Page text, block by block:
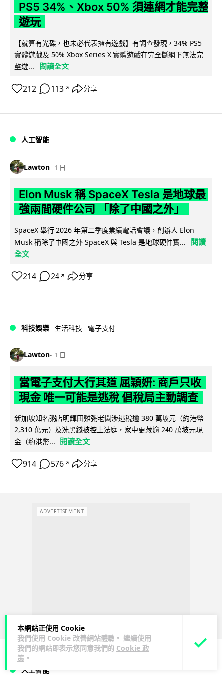
本網站正使用 Cookie
我們使用 Cookie 改善網站體驗。 繼續使用
我們的網站即表示您同意我們的 Cookie 政
策 。
PS5 34%、Xbox 50% 須連網才能完整
遊玩
【就算有光碟，也未必代表擁有遊戲】有調查發現，34% PS5
實體遊戲及 50% Xbox Series X 實體遊戲在完全斷網下無法完
整遊...
閱讀全文
212 113 ↗ 分享
人工智能
Lawton 1 日
Elon Musk 稱 SpaceX Tesla 是地球最
強兩間硬件公司 「除了中國之外」
SpaceX 舉行 2026 年第二季度業績電話會議，創辦人 Elon
Musk 稱除了中國之外 SpaceX 與 Tesla 是地球硬件實...
閱讀
全文
214 24 ↗ 分享
科技娛樂 生活科技 電子支付
Lawton 1 日
當電子支付大行其道 屈穎妍: 商戶只收
現金 唯一可能是逃稅 倡稅局主動調查
新加坡知名粥店明輝田雞粥老闆涉逃稅逾 380 萬坡元（約港幣
2,310 萬元）及洗黑錢被控上法庭，家中更藏逾 240 萬坡元現
金（約港幣...
閱讀全文
914 576 ↗ 分享
ADVERTISEMENT
人工智能